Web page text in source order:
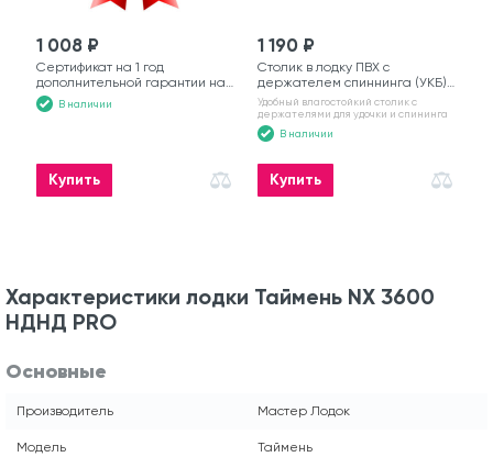
1 008 ₽
Сертификат на 1 год
дополнительной гарантии на
моторную лодку
В наличии
Купить
1 190 ₽
Столик в лодку ПВХ с
держателем спиннинга (УКБ)
№6
Удобный влагостойкий столик с
держателями для удочки и спининга
В наличии
Купить
Характеристики лодки Таймень NX 3600
НДНД PRO
Основные
Производитель Мастер Лодок
Модель Таймень